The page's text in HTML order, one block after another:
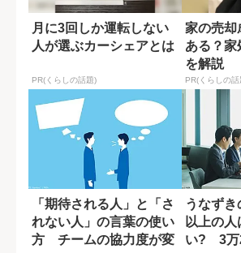
月に3回しか運転しない
人が選ぶカーシェアとは
PR(くらしの話題)
家の売却
ある？家
を解説
PR(くらしの話
「期待される人」と「さ
れない人」の言葉の使い
方 チームの協力度が変
うなず
以上の
い? 3万